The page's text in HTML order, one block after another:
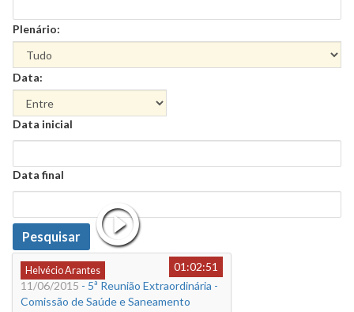
Plenário:
Data:
Data
Data inicial
Data
Data final
Data
Pesquisar
Helvécio Arantes
01:02:51
11/06/2015 - 5ª Reunião Extraordinária -
Comissão de Saúde e Saneamento